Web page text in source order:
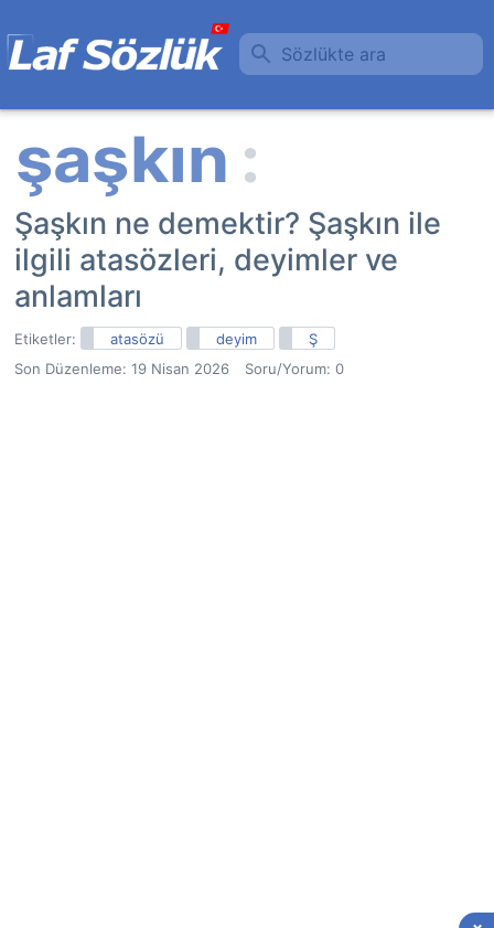
Sözlükte ara
Şaşkın ne demektir? Şaşkın ile
ilgili atasözleri, deyimler ve
anlamları
Etiketler: atasözü deyim
Ş
Son Düzenleme: 19 Nisan 2026 Soru/Yorum: 0